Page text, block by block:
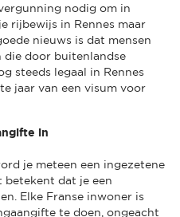
nodig om in
rijbewijs in Rennes maar
nieuws is dat mensen
die door buitenlandse
steeds legaal in Rennes
jaar van een visum voor
in
je meteen een ingezetene
betekent dat je een
Elke Franse inwoner is
te doen, ongeacht